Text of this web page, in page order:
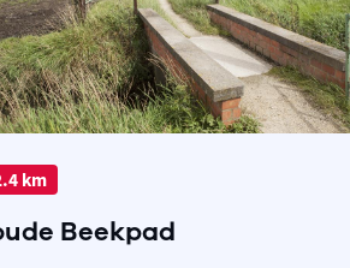
km
Beekpad